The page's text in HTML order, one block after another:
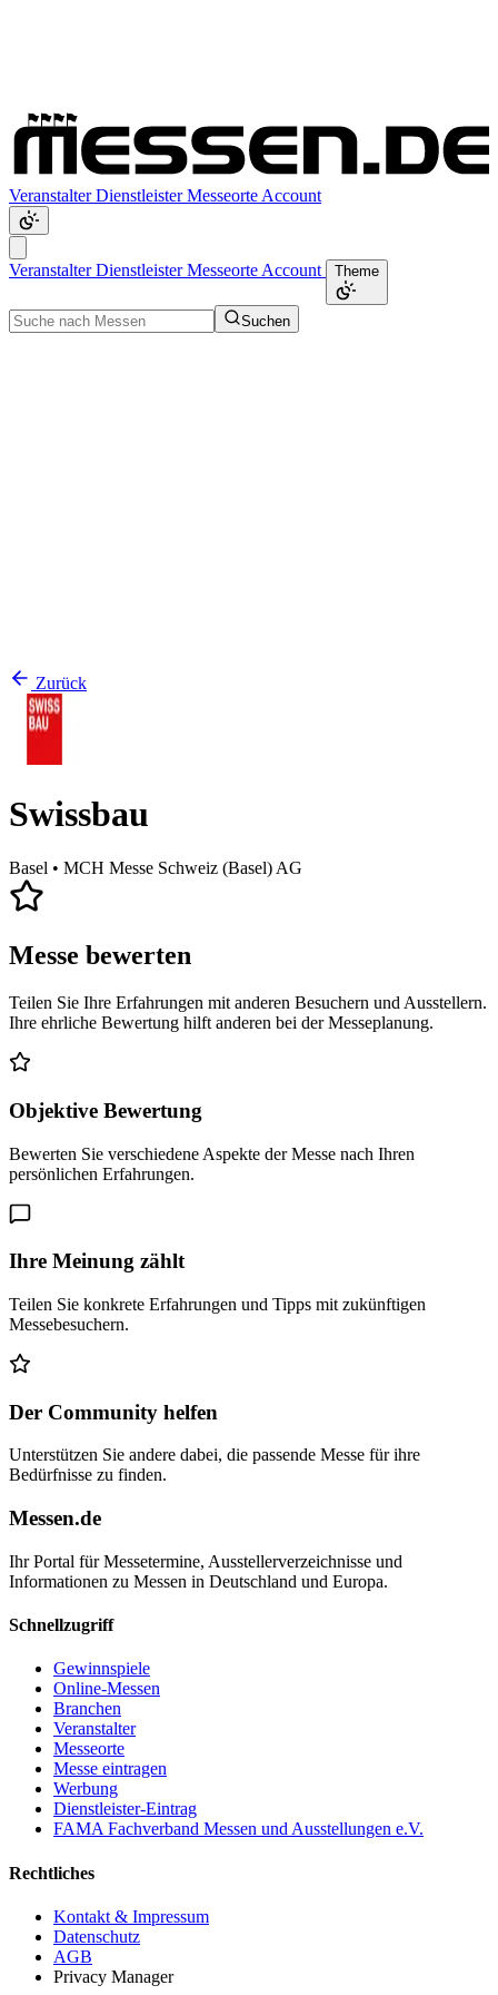
VeranstalterDienstleisterMesseorte Account
VeranstalterDienstleisterMesseorte Account Theme
Suchen
Zurück
Swissbau
Basel • MCH Messe Schweiz (Basel) AG
Messe bewerten
Teilen Sie Ihre Erfahrungen mit anderen Besuchern und Ausstellern.
Ihre ehrliche Bewertung hilft anderen bei der Messeplanung.
Objektive Bewertung
Bewerten Sie verschiedene Aspekte der Messe nach Ihren
persönlichen Erfahrungen.
Ihre Meinung zählt
Teilen Sie konkrete Erfahrungen und Tipps mit zukünftigen
Messebesuchern.
Der Community helfen
Unterstützen Sie andere dabei, die passende Messe für ihre
Bedürfnisse zu finden.
Messen.de
Ihr Portal für Messetermine, Ausstellerverzeichnisse und
Informationen zu Messen in Deutschland und Europa.
Schnellzugriff
Gewinnspiele
Online-Messen
Branchen
Veranstalter
Messeorte
Messe eintragen
Werbung
Dienstleister-Eintrag
FAMA Fachverband Messen und Ausstellungen e.V.
Rechtliches
Kontakt & Impressum
Datenschutz
AGB
Privacy Manager